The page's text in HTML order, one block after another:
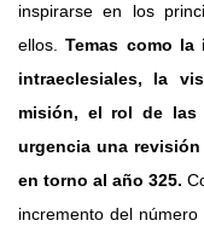
inspirarse en los
ellos.Temas como
intraeclesiales, la
misión, el rol de las
urgencia una
en torno al año 325.
incremento del